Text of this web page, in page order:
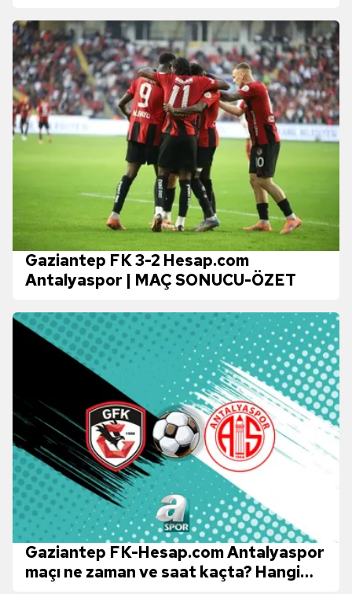
ve hangi kanalda yayınlanacak?
Gaziantep FK 3-2 Hesap.com
Antalyaspor | MAÇ SONUCU-ÖZET
Gaziantep FK-Hesap.com Antalyaspor
maçı ne zaman ve saat kaçta? Hangi